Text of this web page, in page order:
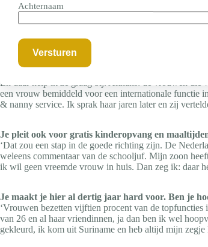
Achternaam
Afdwingen dan? Met een quotum?
‘Daar geloof ik niet in. Ik ben zelf ook ondernemer
geloof ik wél in. Ik zou er wel wat voor voelen om
Maar dat is nog niet zover…
‘Nee, zo creatief zijn ze in Den Haag niet. Daarom
En daar help ik ze graag bij. Althans: de vrouwen die
een vrouw bemiddeld voor een internationale functie
& nanny service. Ik sprak haar jaren later en zij
Je pleit ook voor gratis kinderopvang en
‘Dat zou een stap in de goede richting zijn. De
weleens commentaar van de schooljuf. Mijn zoon
ik wil geen vreemde vrouw in huis. Dan zeg ik: daar
Je maakt je hier al dertig jaar hard voor. Ben je
‘Vrouwen bezetten vijftien procent van de
van 26 en al haar vriendinnen, ja dan ben ik wel
gekleurd, ik kom uit Suriname en heb altijd mijn